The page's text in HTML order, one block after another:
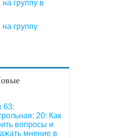
63:
20: Как
вопросы и
мнение в